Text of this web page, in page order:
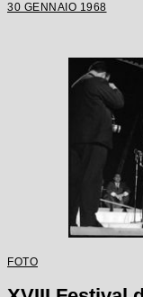
30 GENNAIO 1968
FOTO